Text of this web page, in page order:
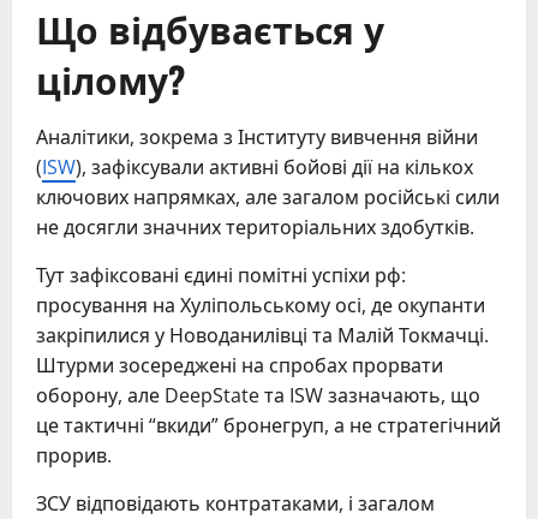
Що відбувається у
цілому?
Аналітики, зокрема з Інституту вивчення війни
(ISW), зафіксували активні бойові дії на кількох
ключових напрямках, але загалом російські сили
не досягли значних територіальних здобутків.
Тут зафіксовані єдині помітні успіхи рф:
просування на Хуліпольському осі, де окупанти
закріпилися у Новоданилівці та Малій Токмачці.
Штурми зосереджені на спробах прорвати
оборону, але DeepState та ISW зазначають, що
це тактичні “вкиди” бронегруп, а не стратегічний
прорив.
ЗСУ відповідають контратаками, і загалом